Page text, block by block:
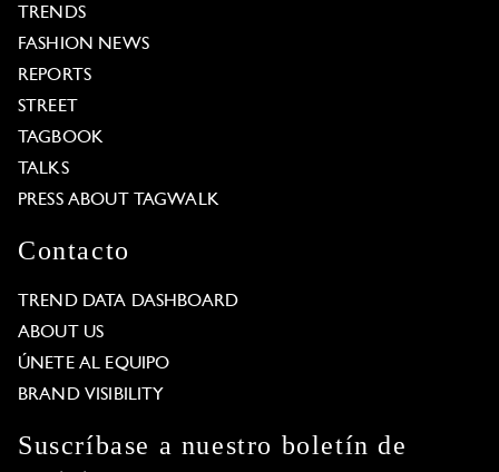
TRENDS
FASHION NEWS
REPORTS
STREET
TAGBOOK
TALKS
PRESS ABOUT TAGWALK
Contacto
TREND DATA DASHBOARD
ABOUT US
ÚNETE AL EQUIPO
BRAND VISIBILITY
Suscríbase a nuestro boletín de